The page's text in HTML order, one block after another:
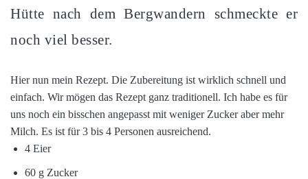
Hütte nach dem Bergwandern schmeckte er
noch viel besser.
Hier nun mein Rezept. Die Zubereitung ist wirklich schnell und
einfach. Wir mögen das Rezept ganz traditionell. Ich habe es für
uns noch ein bisschen angepasst mit weniger Zucker aber mehr
Milch. Es ist für 3 bis 4 Personen ausreichend.
4 Eier
60 g Zucker